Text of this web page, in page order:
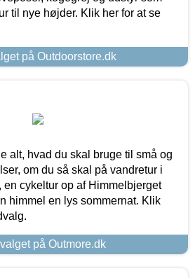
til nye højder. Klik her for at se
på Outdoorstore.dk
alt, hvad du skal bruge til små og
om du så skal på vandretur i
en cykeltur op af Himmelbjerget
himmel en lys sommernat. Klik
på Outmore.dk